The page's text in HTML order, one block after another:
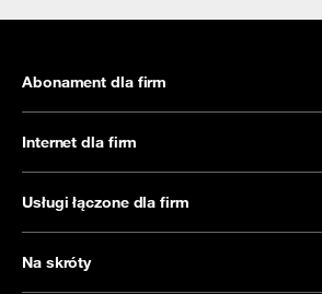
Abonament dla firm
Internet dla firm
Usługi łączone dla firm
Na skróty